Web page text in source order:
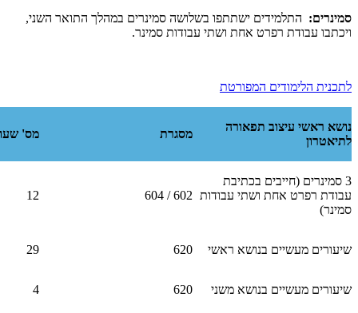
סמינרים: התלמידים ישתתפו בשלושה סמינרים במהלך התואר השני,
ויכתבו עבודת רפרט אחת ושתי עבודות סמינר.
לתכנית הלימודים המפורטת
נושא ראשי עיצוב תפאורה
לתיאטרון
מסגרת מס'
3 סמינרים (חייבים בכתיבת
עבודת רפרט אחת ושתי עבודות
סמינר)
602 / 604
12
שיעורים מעשיים בנושא ראשי 620
29
שיעורים מעשיים בנושא משני 620
4